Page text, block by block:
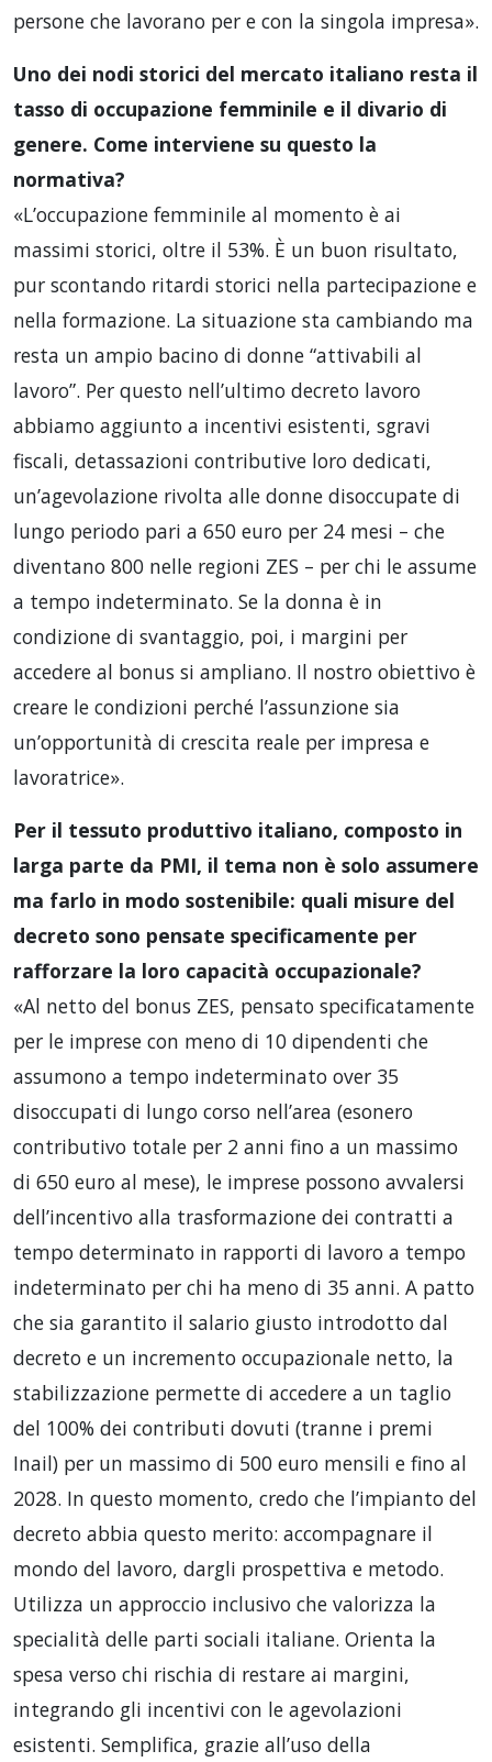
persone che lavorano per e con la singola impresa».
Uno dei nodi storici del mercato italiano resta il
tasso di occupazione femminile e il divario di
genere. Come interviene su questo la
normativa?
«L’occupazione femminile al momento è ai
massimi storici, oltre il 53%. È un buon risultato,
pur scontando ritardi storici nella partecipazione e
nella formazione. La situazione sta cambiando ma
resta un ampio bacino di donne “attivabili al
lavoro”. Per questo nell’ultimo decreto lavoro
abbiamo aggiunto a incentivi esistenti, sgravi
fiscali, detassazioni contributive loro dedicati,
un’agevolazione rivolta alle donne disoccupate di
lungo periodo pari a 650 euro per 24 mesi – che
diventano 800 nelle regioni ZES – per chi le assume
a tempo indeterminato. Se la donna è in
condizione di svantaggio, poi, i margini per
accedere al bonus si ampliano. Il nostro obiettivo è
creare le condizioni perché l’assunzione sia
un’opportunità di crescita reale per impresa e
lavoratrice».
Per il tessuto produttivo italiano, composto in
larga parte da PMI, il tema non è solo assumere
ma farlo in modo sostenibile: quali misure del
decreto sono pensate specificamente per
rafforzare la loro capacità occupazionale?
«Al netto del bonus ZES, pensato specificatamente
per le imprese con meno di 10 dipendenti che
assumono a tempo indeterminato over 35
disoccupati di lungo corso nell’area (esonero
contributivo totale per 2 anni fino a un massimo
di 650 euro al mese), le imprese possono avvalersi
dell’incentivo alla trasformazione dei contratti a
tempo determinato in rapporti di lavoro a tempo
indeterminato per chi ha meno di 35 anni. A patto
che sia garantito il salario giusto introdotto dal
decreto e un incremento occupazionale netto, la
stabilizzazione permette di accedere a un taglio
del 100% dei contributi dovuti (tranne i premi
Inail) per un massimo di 500 euro mensili e fino al
2028. In questo momento, credo che l’impianto del
decreto abbia questo merito: accompagnare il
mondo del lavoro, dargli prospettiva e metodo.
Utilizza un approccio inclusivo che valorizza la
specialità delle parti sociali italiane. Orienta la
spesa verso chi rischia di restare ai margini,
integrando gli incentivi con le agevolazioni
esistenti. Semplifica, grazie all’uso della